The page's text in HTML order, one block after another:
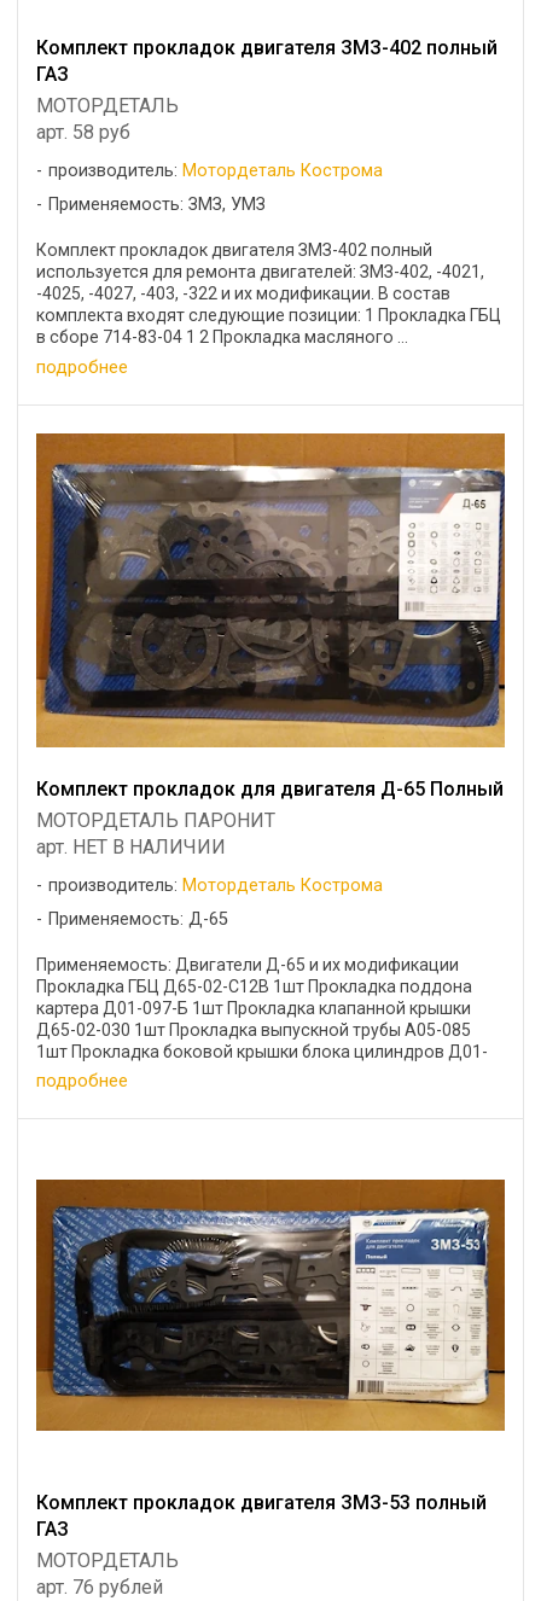
Комплект прокладок двигателя ЗМЗ-402 полный
ГАЗ
МОТОРДЕТАЛЬ
арт. 58 руб
производитель: Мотордеталь Кострома
Применяемость: ЗМЗ, УМЗ
Комплект прокладок двигателя ЗМЗ-402 полный
используется для ремонта двигателей: ЗМЗ-402, -4021,
-4025, -4027, -403, -322 и их модификации. В состав
комплекта входят следующие позиции: 1 Прокладка ГБЦ
в сборе 714-83-04 1 2 Прокладка масляного ...
подробнее
Комплект прокладок для двигателя Д-65 Полный
МОТОРДЕТАЛЬ ПАРОНИТ
арт. НЕТ В НАЛИЧИИ
производитель: Мотордеталь Кострома
Применяемость: Д-65
Применяемость: Двигатели Д-65 и их модификации
Прокладка ГБЦ Д65-02-С12В 1шт Прокладка поддона
картера Д01-097-Б 1шт Прокладка клапанной крышки
Д65-02-030 1шт Прокладка выпускной трубы А05-085
1шт Прокладка боковой крышки блока цилиндров Д01-
033-А ...
подробнее
Комплект прокладок двигателя ЗМЗ-53 полный
ГАЗ
МОТОРДЕТАЛЬ
арт. 76 рублей